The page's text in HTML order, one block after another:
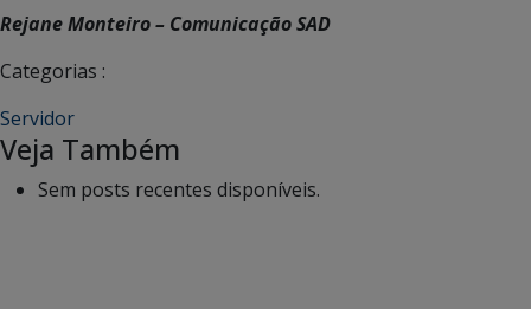
Rejane Monteiro – Comunicação SAD
Categorias :
Servidor
Veja Também
Sem posts recentes disponíveis.